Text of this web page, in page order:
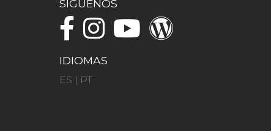
SÍGUENOS
IDIOMAS
ES | PT